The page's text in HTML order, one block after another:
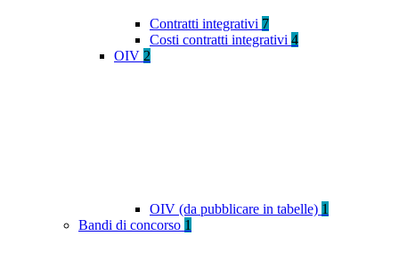
Contratti integrativi 7
Costi contratti integrativi 4
OIV 2
OIV (da pubblicare in tabelle) 1
Bandi di concorso 1